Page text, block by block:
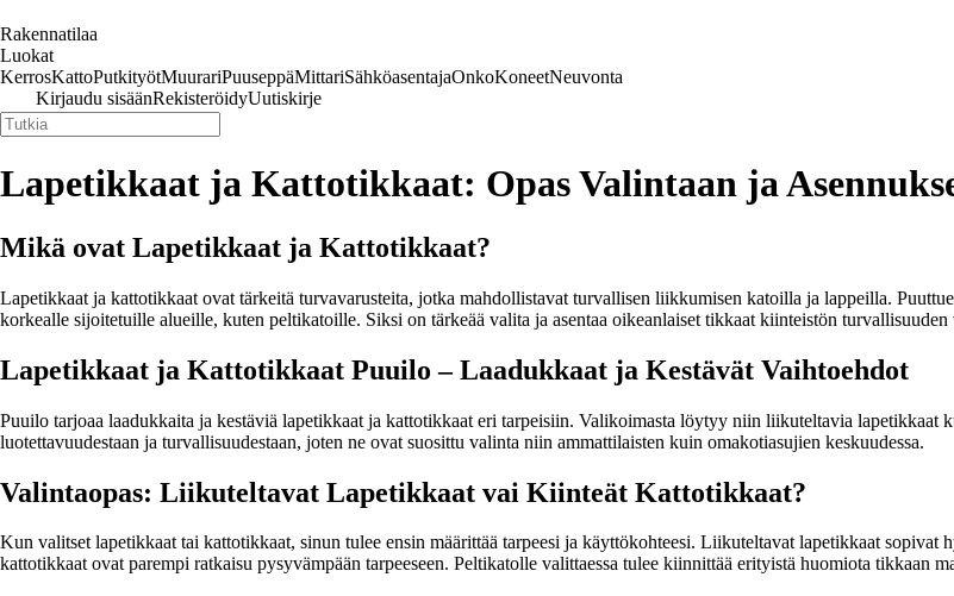
Rakennatilaa
Luokat
KerrosKattoPutkityötMuurariPuuseppäMittariSähköasentajaOnkoKoneetNeuvonta
Kirjaudu sisäänRekisteröidyUutiskirje
Lapetikkaat ja Kattotikkaat: Opas Valintaan ja
Mikä ovat Lapetikkaat ja Kattotikkaat?
Lapetikkaat ja kattotikkaat ovat tärkeitä turvavarusteita, jotka mahdollistavat turvallisen liikkumisen katoilla ja lappeilla.
korkealle sijoitetuille alueille, kuten peltikatoille. Siksi on tärkeää valita ja asentaa oikeanlaiset tikkaat kiinteistön turvallisuuden
Lapetikkaat ja Kattotikkaat Puuilo – Laadukkaat ja Kestävät Vaihtoehdot
Puuilo tarjoaa laadukkaita ja kestäviä lapetikkaat ja kattotikkaat eri tarpeisiin. Valikoimasta löytyy niin liikuteltavia
luotettavuudestaan ja turvallisuudestaan, joten ne ovat suosittu valinta niin ammattilaisten kuin omakotiasujien keskuudessa.
Valintaopas: Liikuteltavat Lapetikkaat vai Kiinteät Kattotikkaat?
Kun valitset lapetikkaat tai kattotikkaat, sinun tulee ensin määrittää tarpeesi ja käyttökohteesi. Liikuteltavat lapetikkaat
kattotikkaat ovat parempi ratkaisu pysyvämpään tarpeeseen. Peltikatolle valittaessa tulee kiinnittää erityistä huomiota tikkaan